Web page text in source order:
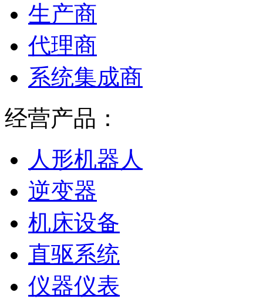
生产商
代理商
系统集成商
经营产品：
人形机器人
逆变器
机床设备
直驱系统
仪器仪表